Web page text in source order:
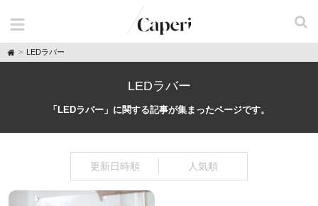
H
o
LEDラバー
LEDラバー
「LEDラバー」に関する記事が集まったページです。
更新日時順 人気順